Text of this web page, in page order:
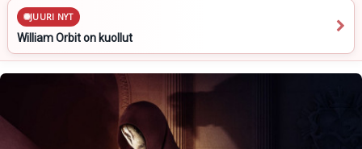
JUURI NYT
William Orbit on kuollut